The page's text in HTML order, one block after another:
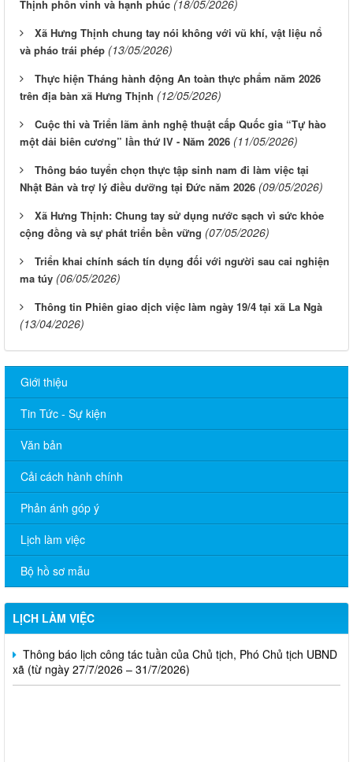
Thịnh phồn vinh và hạnh phúc (18/05/2026)
Xã Hưng Thịnh chung tay nói không với vũ khí, vật liệu nổ
và pháo trái phép (13/05/2026)
Thực hiện Tháng hành động An toàn thực phẩm năm 2026
trên địa bàn xã Hưng Thịnh (12/05/2026)
Cuộc thi và Triển lãm ảnh nghệ thuật cấp Quốc gia “Tự hào
một dải biên cương” lần thứ IV - Năm 2026 (11/05/2026)
Thông báo tuyển chọn thực tập sinh nam đi làm việc tại
Nhật Bản và trợ lý điều dưỡng tại Đức năm 2026 (09/05/2026)
Xã Hưng Thịnh: Chung tay sử dụng nước sạch vì sức khỏe
cộng đồng và sự phát triển bền vững (07/05/2026)
Triển khai chính sách tín dụng đối với người sau cai nghiện
ma túy (06/05/2026)
Thông tin Phiên giao dịch việc làm ngày 19/4 tại xã La Ngà
(13/04/2026)
Giới thiệu
Tin Tức - Sự kiện
Văn bản
Cải cách hành chính
Phản ánh góp ý
Lịch làm việc
Bộ hồ sơ mẫu
LỊCH LÀM VIỆC
Thông báo lịch tiếp công dân của Chủ tịch UBND xã tháng
08/2026
Lịch tiếp công dân định kỳ tháng 8 năm 2026 của Bí thư Đảng
xã (từ ngày 03/8/2026 – 07/8/2026)
xã (từ ngày 27/7/2026 – 31/7/2026)